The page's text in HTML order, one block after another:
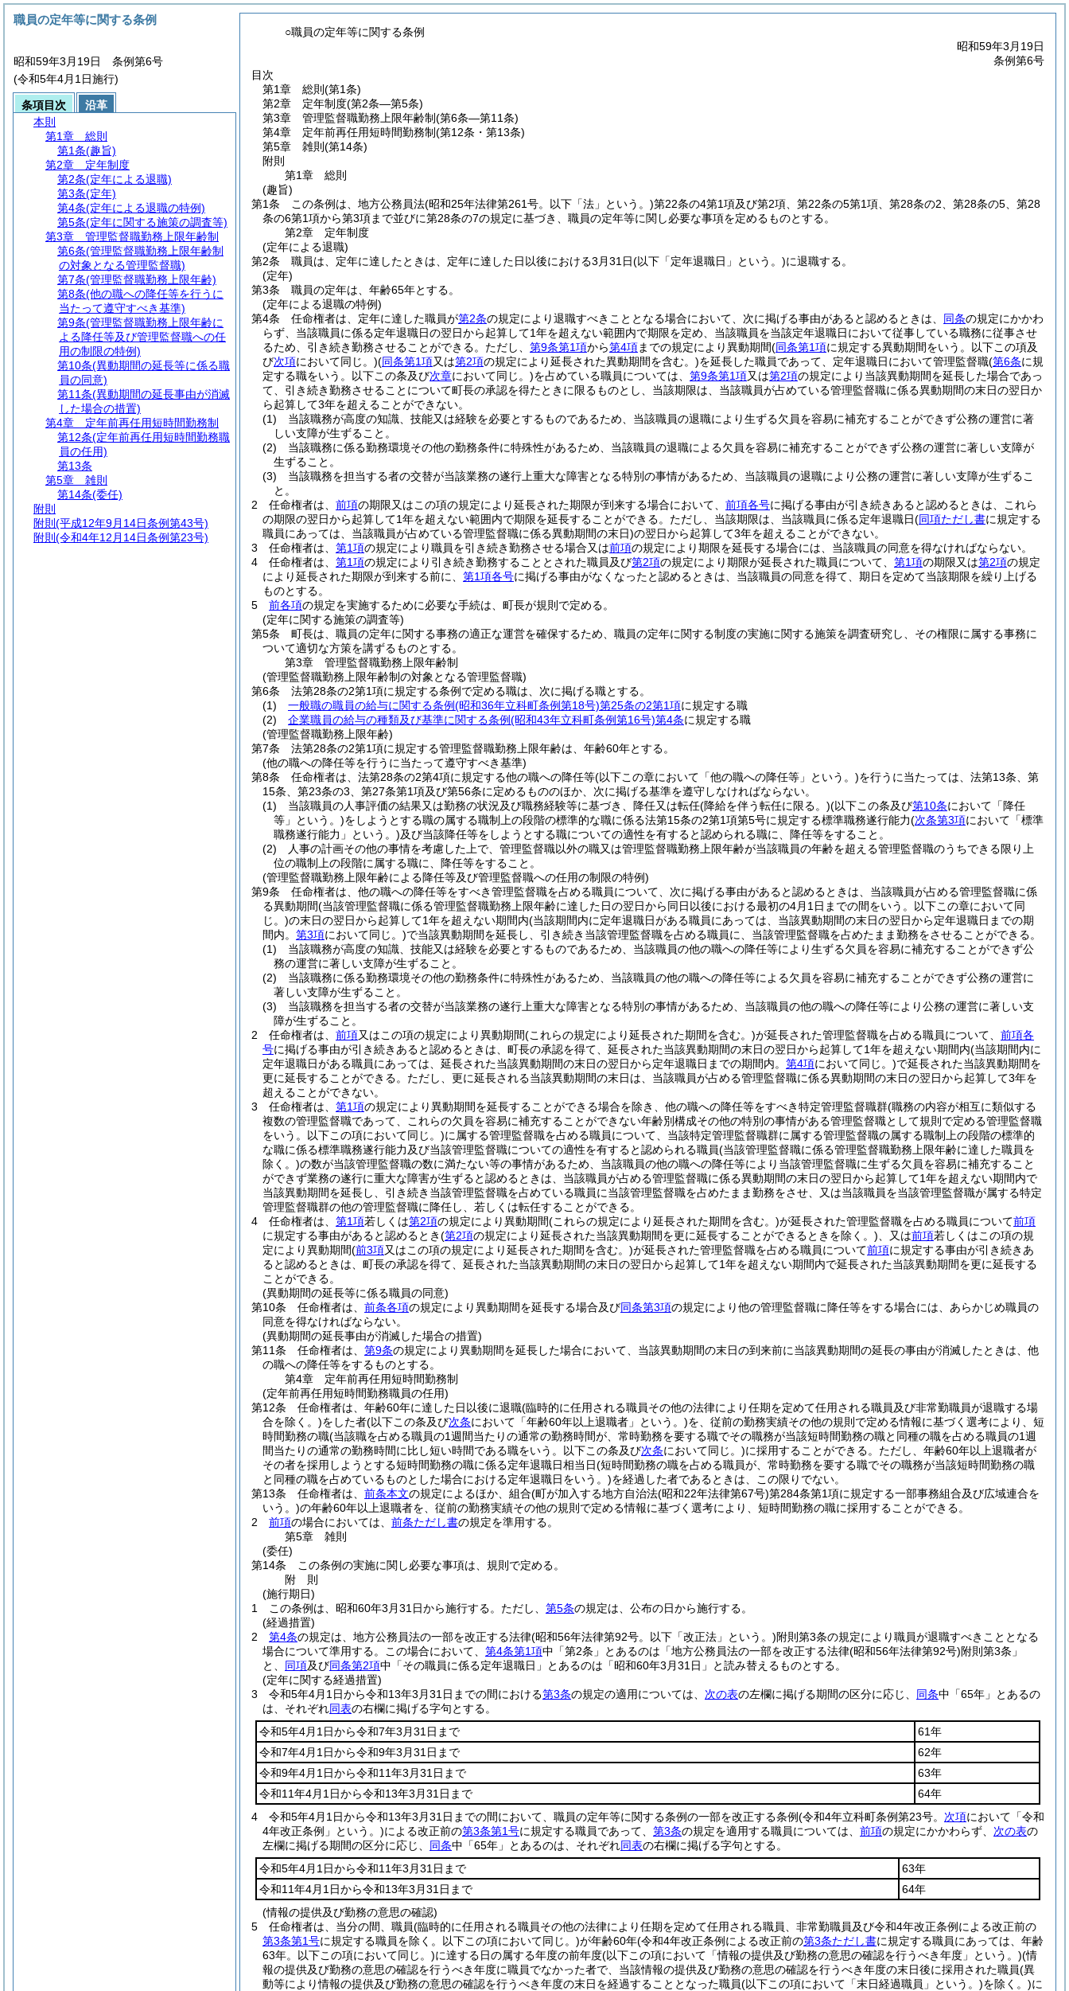
○職員の定年等に関する条例
昭和59年3月19日
条例第6号
目次
第1章
総則 (第1条)
第2章
定年制度(第2条―第5条)
第3章
管理監督職勤務上限年齢制(第6条―第11条)
第4章
定年前再任用短時間勤務制(第12条・第13条)
第5章
雑則 (第14条)
附則
第1章
総則
(趣旨)
第1条
この条例は、地方公務員法(昭和25年法律第261号。以下「法」という。)第22条の4第1項及び第2項、第22条の5第1項、第28条の2、第28条の5、第28
条の6第1項から第3項まで並びに第28条の7の規定に基づき、職員の定年等に関し必要な事項を定めるものとする。
第2章
定年制度
(定年による退職)
第2条
職員は、定年に達したときは、定年に達した日以後における3月31日(以下「定年退職日」という。)に退職する。
(定年)
第3条
職員の定年は、年齢65年とする。
(定年による退職の特例)
第4条
任命権者は、定年に達した職員が第2条の規定により退職すべきこととなる場合において、次に掲げる事由があると認めるときは、 同条の規定にかかわ
らず、当該職員に係る定年退職日の翌日から起算して1年を超えない範囲内で期限を定め、当該職員を当該定年退職日において従事している職務に従事させ
るため、引き続き勤務させることができる。 ただし、 第9条第1項から第4項までの規定により異動期間(同条第1項に規定する異動期間をいう。以下この項及
び次項において同じ。)(同条第1項又は第2項の規定により延長された異動期間を含む。)を延長した職員であって、定年退職日において管理監督職(第6条に規
定する職をいう。以下この条及び次章において同じ。)を占めている職員については、 第9条第1項又は第2項の規定により当該異動期間を延長した場合であっ
て、引き続き勤務させることについて町長の承認を得たときに限るものとし、当該期限は、当該職員が占めている管理監督職に係る異動期間の末日の翌日か
ら起算して3年を超えることができない。
(1)
当該職務が高度の知識、技能又は経験を必要とするものであるため、当該職員の退職により生ずる欠員を容易に補充することができず公務の運営に著
しい支障が生ずること。
(2)
当該職務に係る勤務環境その他の勤務条件に特殊性があるため、当該職員の退職による欠員を容易に補充することができず公務の運営に著しい支障が
生ずること。
(3)
当該職務を担当する者の交替が当該業務の遂行上重大な障害となる特別の事情があるため、当該職員の退職により公務の運営に著しい支障が生ずるこ
と。
2
任命権者は、 前項の期限又はこの項の規定により延長された期限が到来する場合において、 前項各号に掲げる事由が引き続きあると認めるときは、これら
の期限の翌日から起算して1年を超えない範囲内で期限を延長することができる。 ただし、当該期限は、当該職員に係る定年退職日(同項ただし書に規定する
職員にあっては、当該職員が占めている管理監督職に係る異動期間の末日)の翌日から起算して3年を超えることができない。
3
任命権者は、 第1項の規定により職員を引き続き勤務させる場合又は前項の規定により期限を延長する場合には、当該職員の同意を得なければならない。
4
任命権者は、 第1項の規定により引き続き勤務することとされた職員及び第2項の規定により期限が延長された職員について、 第1項の期限又は第2項の規定
により延長された期限が到来する前に、 第1項各号に掲げる事由がなくなったと認めるときは、当該職員の同意を得て、期日を定めて当該期限を繰り上げる
ものとする。
5
前各項の規定を実施するために必要な手続は、町長が規則で定める。
(定年に関する施策の調査等)
第5条
町長は、職員の定年に関する事務の適正な運営を確保するため、職員の定年に関する制度の実施に関する施策を調査研究し、その権限に属する事務に
ついて適切な方策を講ずるものとする。
第3章
管理監督職勤務上限年齢制
(管理監督職勤務上限年齢制の対象となる管理監督職)
第6条
法第28条の2第1項に規定する条例で定める職は、次に掲げる職とする。
(1)
一般職の職員の給与に関する条例(昭和36年立科町条例第18号)第25条の2第1項に規定する職
(2)
企業職員の給与の種類及び基準に関する条例(昭和43年立科町条例第16号)第4条に規定する職
(管理監督職勤務上限年齢)
第7条
法第28条の2第1項に規定する管理監督職勤務上限年齢は、年齢60年とする。
(他の職への降任等を行うに当たって遵守すべき基準)
第8条
任命権者は、法第28条の2第4項に規定する他の職への降任等(以下この章において「他の職への降任等」という。)を行うに当たっては、法第13条、第
15条、第23条の3、第27条第1項及び第56条に定めるもののほか、次に掲げる基準を遵守しなければならない。
(1)
当該職員の人事評価の結果又は勤務の状況及び職務経験等に基づき、降任又は転任(降給を伴う転任に限る。)(以下この条及び第10条において「降任
等」という。)をしようとする職の属する職制上の段階の標準的な職に係る法第15条の2第1項第5号に規定する標準職務遂行能力(次条第3項において「標準
職務遂行能力」という。)及び当該降任等をしようとする職についての適性を有すると認められる職に、降任等をすること。
(2)
人事の計画その他の事情を考慮した上で、管理監督職以外の職又は管理監督職勤務上限年齢が当該職員の年齢を超える管理監督職のうちできる限り上
位の職制上の段階に属する職に、降任等をすること。
(管理監督職勤務上限年齢による降任等及び管理監督職への任用の制限の特例)
第9条
任命権者は、他の職への降任等をすべき管理監督職を占める職員について、次に掲げる事由があると認めるときは、当該職員が占める管理監督職に係
る異動期間(当該管理監督職に係る管理監督職勤務上限年齢に達した日の翌日から同日以後における最初の4月1日までの間をいう。以下この章において同
じ。)の末日の翌日から起算して1年を超えない期間内(当該期間内に定年退職日がある職員にあっては、当該異動期間の末日の翌日から定年退職日までの期
間内。 第3項において同じ。)で当該異動期間を延長し、引き続き当該管理監督職を占める職員に、当該管理監督職を占めたまま勤務をさせることができる。
(1)
当該職務が高度の知識、技能又は経験を必要とするものであるため、当該職員の他の職への降任等により生ずる欠員を容易に補充することができず公
務の運営に著しい支障が生ずること。
(2)
当該職務に係る勤務環境その他の勤務条件に特殊性があるため、当該職員の他の職への降任等による欠員を容易に補充することができず公務の運営に
著しい支障が生ずること。
(3)
当該職務を担当する者の交替が当該業務の遂行上重大な障害となる特別の事情があるため、当該職員の他の職への降任等により公務の運営に著しい支
障が生ずること。
2
任命権者は、 前項又はこの項の規定により異動期間(これらの規定により延長された期間を含む。)が延長された管理監督職を占める職員について、 前項各
号に掲げる事由が引き続きあると認めるときは、町長の承認を得て、延長された当該異動期間の末日の翌日から起算して1年を超えない期間内(当該期間内に
定年退職日がある職員にあっては、延長された当該異動期間の末日の翌日から定年退職日までの期間内。 第4項において同じ。)で延長された当該異動期間を
更に延長することができる。 ただし、更に延長される当該異動期間の末日は、当該職員が占める管理監督職に係る異動期間の末日の翌日から起算して3年を
超えることができない。
3
任命権者は、 第1項の規定により異動期間を延長することができる場合を除き、他の職への降任等をすべき特定管理監督職群(職務の内容が相互に類似する
複数の管理監督職であって、これらの欠員を容易に補充することができない年齢別構成その他の特別の事情がある管理監督職として規則で定める管理監督職
をいう。以下この項において同じ。)に属する管理監督職を占める職員について、当該特定管理監督職群に属する管理監督職の属する職制上の段階の標準的
な職に係る標準職務遂行能力及び当該管理監督職についての適性を有すると認められる職員(当該管理監督職に係る管理監督職勤務上限年齢に達した職員を
除く。)の数が当該管理監督職の数に満たない等の事情があるため、当該職員の他の職への降任等により当該管理監督職に生ずる欠員を容易に補充すること
ができず業務の遂行に重大な障害が生ずると認めるときは、当該職員が占める管理監督職に係る異動期間の末日の翌日から起算して1年を超えない期間内で
当該異動期間を延長し、引き続き当該管理監督職を占めている職員に当該管理監督職を占めたまま勤務をさせ、又は当該職員を当該管理監督職が属する特定
管理監督職群の他の管理監督職に降任し、若しくは転任することができる。
4
任命権者は、 第1項若しくは第2項の規定により異動期間(これらの規定により延長された期間を含む。)が延長された管理監督職を占める職員について前項
に規定する事由があると認めるとき(第2項の規定により延長された当該異動期間を更に延長することができるときを除く。) 、又は前項若しくはこの項の規
定により異動期間(前3項又はこの項の規定により延長された期間を含む。)が延長された管理監督職を占める職員について前項に規定する事由が引き続きあ
ると認めるときは、町長の承認を得て、延長された当該異動期間の末日の翌日から起算して1年を超えない期間内で延長された当該異動期間を更に延長する
ことができる。
(異動期間の延長等に係る職員の同意)
第10条
任命権者は、 前条各項の規定により異動期間を延長する場合及び同条第3項の規定により他の管理監督職に降任等をする場合には、あらかじめ職員の
同意を得なければならない。
(異動期間の延長事由が消滅した場合の措置)
第11条
任命権者は、 第9条の規定により異動期間を延長した場合において、当該異動期間の末日の到来前に当該異動期間の延長の事由が消滅したときは、他
の職への降任等をするものとする。
第4章
定年前再任用短時間勤務制
(定年前再任用短時間勤務職員の任用)
第12条
任命権者は、年齢60年に達した日以後に退職(臨時的に任用される職員その他の法律により任期を定めて任用される職員及び非常勤職員が退職する場
合を除く。)をした者(以下この条及び次条において「年齢60年以上退職者」という。)を、従前の勤務実績その他の規則で定める情報に基づく選考により、短
時間勤務の職(当該職を占める職員の1週間当たりの通常の勤務時間が、常時勤務を要する職でその職務が当該短時間勤務の職と同種の職を占める職員の1週
間当たりの通常の勤務時間に比し短い時間である職をいう。以下この条及び次条において同じ。)に採用することができる。 ただし、年齢60年以上退職者が
その者を採用しようとする短時間勤務の職に係る定年退職日相当日(短時間勤務の職を占める職員が、常時勤務を要する職でその職務が当該短時間勤務の職
と同種の職を占めているものとした場合における定年退職日をいう。)を経過した者であるときは、この限りでない。
第13条
任命権者は、 前条本文の規定によるほか、組合(町が加入する地方自治法(昭和22年法律第67号)第284条第1項に規定する一部事務組合及び広域連合を
いう。)の年齢60年以上退職者を、従前の勤務実績その他の規則で定める情報に基づく選考により、短時間勤務の職に採用することができる。
2
前項の場合においては、 前条ただし書の規定を準用する。
第5章
雑則
(委任)
第14条
この条例の実施に関し必要な事項は、規則で定める。
附 則
(施行期日)
1
この条例は、昭和60年3月31日から施行する。 ただし、 第5条の規定は、公布の日から施行する。
(経過措置)
2
第4条の規定は、地方公務員法の一部を改正する法律(昭和56年法律第92号。以下「改正法」という。)附則第3条の規定により職員が退職すべきこととなる
場合について準用する。
この場合において、 第4条第1項中「第2条」とあるのは「地方公務員法の一部を改正する法律(昭和56年法律第92号)附則第3条」
と、 同項及び同条第2項中「その職員に係る定年退職日」とあるのは「昭和60年3月31日」と読み替えるものとする。
(定年に関する経過措置)
3
令和5年4月1日から令和13年3月31日までの間における第3条の規定の適用については、 次の表の左欄に掲げる期間の区分に応じ、 同条中「65年」とあるの
は、それぞれ同表の右欄に掲げる字句とする。
令和5年4月1日から令和7年3月31日まで
61年
令和7年4月1日から令和9年3月31日まで
62年
令和9年4月1日から令和11年3月31日まで
63年
令和11年4月1日から令和13年3月31日まで
64年
4
令和5年4月1日から令和13年3月31日までの間において、職員の定年等に関する条例の一部を改正する条例(令和4年立科町条例第23号。 次項において「令和
4年改正条例」という。)による改正前の第3条第1号に規定する職員であって、 第3条の規定を適用する職員については、 前項の規定にかかわらず、 次の表の
左欄に掲げる期間の区分に応じ、 同条中「65年」とあるのは、それぞれ同表の右欄に掲げる字句とする。
令和5年4月1日から令和11年3月31日まで
63年
令和11年4月1日から令和13年3月31日まで
64年
(情報の提供及び勤務の意思の確認)
5
任命権者は、当分の間、職員(臨時的に任用される職員その他の法律により任期を定めて任用される職員、非常勤職員及び令和4年改正条例による改正前の
第3条第1号に規定する職員を除く。以下この項において同じ。)が年齢60年(令和4年改正条例による改正前の第3条ただし書に規定する職員にあっては、年齢
63年。以下この項において同じ。)に達する日の属する年度の前年度(以下この項において「情報の提供及び勤務の意思の確認を行うべき年度」という。)(情
報の提供及び勤務の意思の確認を行うべき年度に職員でなかった者で、当該情報の提供及び勤務の意思の確認を行うべき年度の末日後に採用された職員(異
動等により情報の提供及び勤務の意思の確認を行うべき年度の末日を経過することとなった職員(以下この項において「末日経過職員」という。)を除く。)に
職員の定年等に関する条例
昭和59年3月19日 条例第6号
(令和5年4月1日施行)
条項目次
沿革
本則
第1章
総則
第1条(趣旨)
第2章
定年制度
第2条(定年による退職)
第3条(定年)
第4条(定年による退職の特例)
第5条(定年に関する施策の調査等)
第3章
管理監督職勤務上限年齢制
第6条(管理監督職勤務上限年齢制
の対象となる管理監督職)
第7条(管理監督職勤務上限年齢)
第8条(他の職への降任等を行うに
当たって遵守すべき基準)
第9条(管理監督職勤務上限年齢に
よる降任等及び管理監督職への任
用の制限の特例)
第10条(異動期間の延長等に係る職
員の同意)
第11条(異動期間の延長事由が消滅
した場合の措置)
第4章
定年前再任用短時間勤務制
第12条(定年前再任用短時間勤務職
員の任用)
第13条
第5章
雑則
第14条(委任)
附則
附則 (平成12年9月14日条例第43号)
附則 (令和4年12月14日条例第23号)